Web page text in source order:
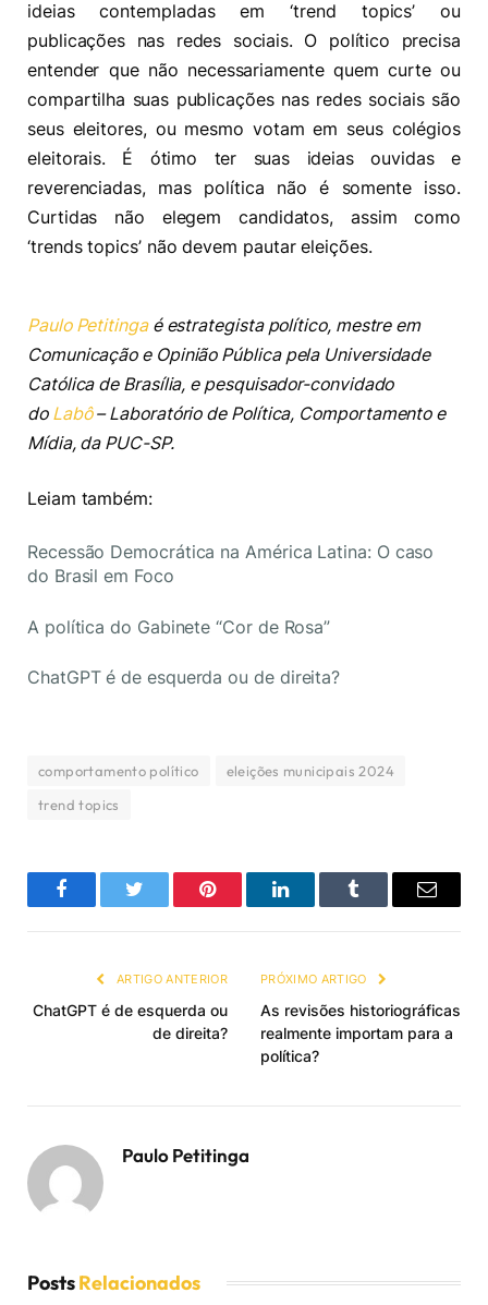
ideias contempladas em ‘trend topics’ ou
publicações nas redes sociais. O político precisa
entender que não necessariamente quem curte ou
compartilha suas publicações nas redes sociais são
seus eleitores, ou mesmo votam em seus colégios
eleitorais. É ótimo ter suas ideias ouvidas e
reverenciadas, mas política não é somente isso.
Curtidas não elegem candidatos, assim como
‘trends topics’ não devem pautar eleições.
Paulo Petitingaé estrategista político, mestre em
Comunicação e Opinião Pública pela Universidade
Católica de Brasília, e pesquisador-convidado
do Labô– Laboratório de Política, Comportamento e
Mídia, da PUC-SP.
Leiam também:
Recessão Democrática na América Latina: O caso
do Brasil em Foco
A política do Gabinete “Cor de Rosa”
ChatGPT é de esquerda ou de direita?
comportamento político
eleições municipais 2024
trend topics
FacebookTwitter Pinterest LinkedInTumblr Email
ARTIGO ANTERIOR
ChatGPT é de esquerda ou
de direita?
PRÓXIMO ARTIGO
As revisões historiográficas
realmente importam para a
política?
Paulo Petitinga
PostsRelacionados